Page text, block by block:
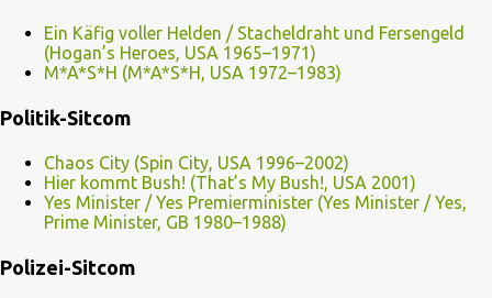
Ein Käfig voller Helden / Stacheldraht und Fersengeld
(Hogan’s Heroes, USA 1965–1971)
M*A*S*H (M*A*S*H, USA 1972–1983)
Politik-Sitcom
Chaos City (Spin City, USA 1996–2002)
Hier kommt Bush! (That’s My Bush!, USA 2001)
Yes Minister / Yes Premierminister (Yes Minister / Yes,
Prime Minister, GB 1980–1988)
Polizei-Sitcom